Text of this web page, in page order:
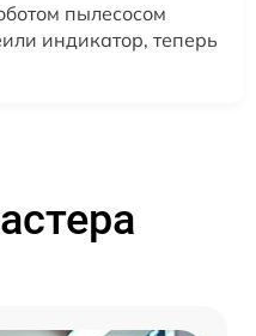
пылесосом
индикатор, теперь